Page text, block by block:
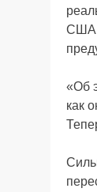
США,
«Об
как